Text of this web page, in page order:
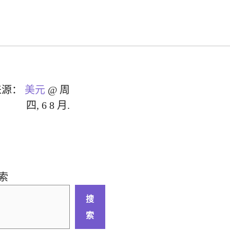
： 美元 @ 周
四, 6 8 月.
搜
索